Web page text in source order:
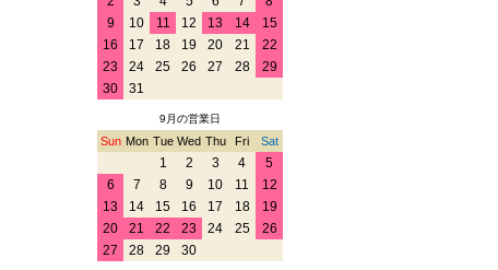
9
10 11 12 13 14
15
16
17 18 19 20 21
22
23
24 25 26 27 28
29
30
31
9月の営業日
Sun Mon Tue Wed Thu Fri Sat
1 2 3 4
5
6
7 8 9 10 11
12
13
14 15 16 17 18
19
20
21 22 23 24 25
26
27
28 29 30